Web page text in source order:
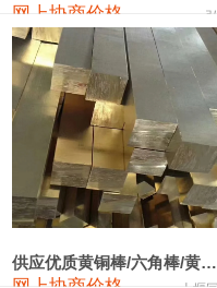
1#铬
553#硅
441#硅
3303#硅
2202#硅
金属硅3303#-2202#
网上协商价格
供应优质黄铜棒/六角棒/黄铜方板